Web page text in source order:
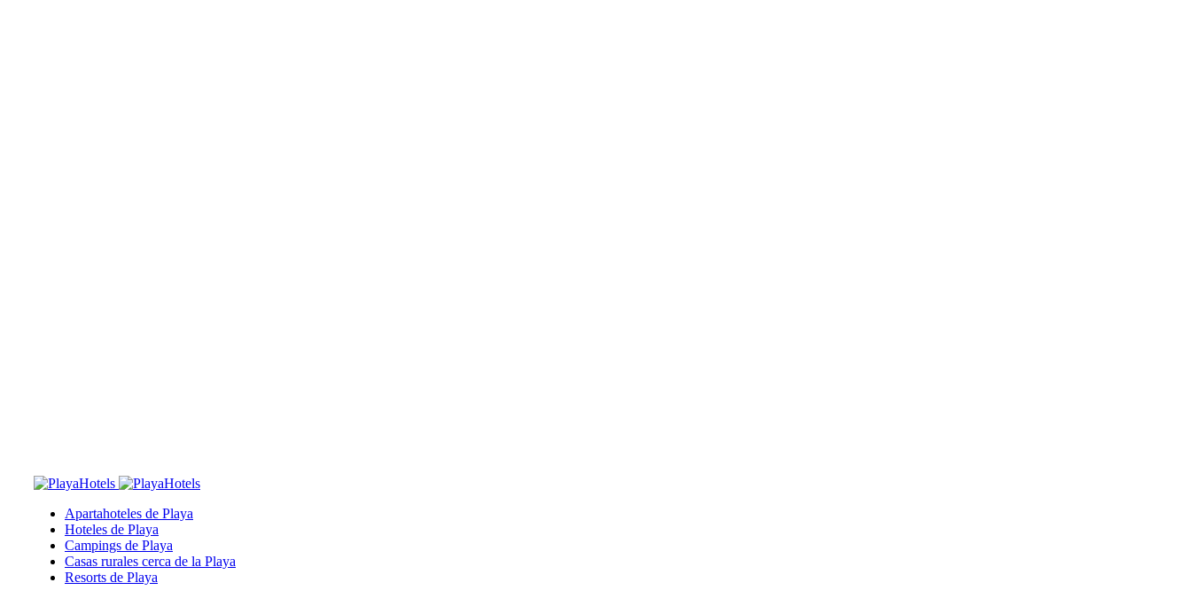
Apartahoteles de Playa
Hoteles de Playa
Campings de Playa
Casas rurales cerca de la Playa
Resorts de Playa